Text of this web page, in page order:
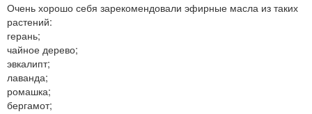
Очень хорошо себя зарекомендовали эфирные масла из таких
растений:
герань;
чайное дерево;
эвкалипт;
лаванда;
ромашка;
бергамот;